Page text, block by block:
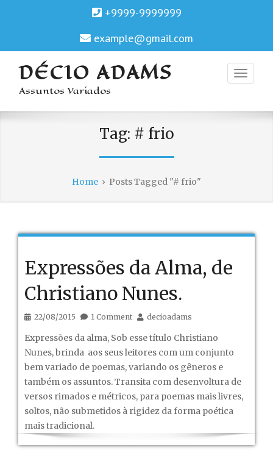
+9999-9999999
example@gmail.com
DÉCIO ADAMS
Assuntos Variados
Tag: # frio
Home › Posts Tagged "# frio"
Expressões da Alma, de
Christiano Nunes.
22/08/2015 1 Comment decioadams
Expressões da alma, Sob esse título Christiano
Nunes, brinda aos seus leitores com um conjunto
bem variado de poemas, variando os gêneros e
também os assuntos. Transita com desenvoltura de
versos rimados e métricos, para poemas mais livres,
soltos, não submetidos à rigidez da forma poética
mais tradicional.